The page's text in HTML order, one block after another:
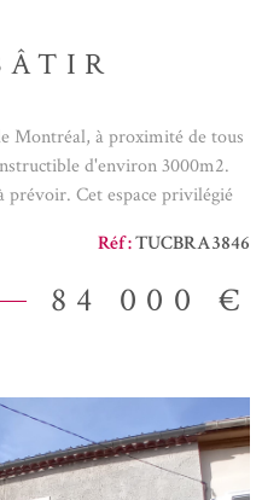
Montréal, à proximité de tous
d'environ 3000m2.
prévoir. Cet espace privilégié
au cœur du village,
sur les Pyrénées. N'hésitez pas
amples informations sur cette
Réf :TUCBRA3846
84 000 €